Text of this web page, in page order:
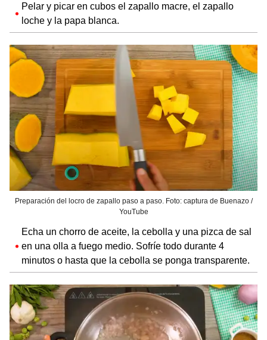
Pelar y picar en cubos el zapallo macre, el zapallo
loche y la papa blanca.
Preparación del locro de zapallo paso a paso. Foto: captura de Buenazo /
YouTube
Echa un chorro de aceite, la cebolla y una pizca de sal
en una olla a fuego medio. Sofríe todo durante 4
minutos o hasta que la cebolla se ponga transparente.